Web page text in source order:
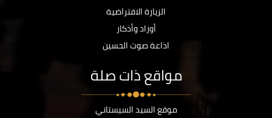
الزيارة الافتراضية
أوراد وأذكار
اذاعة صوت الحسين
مواقع ذات صلة
موقع السيد السيستاني